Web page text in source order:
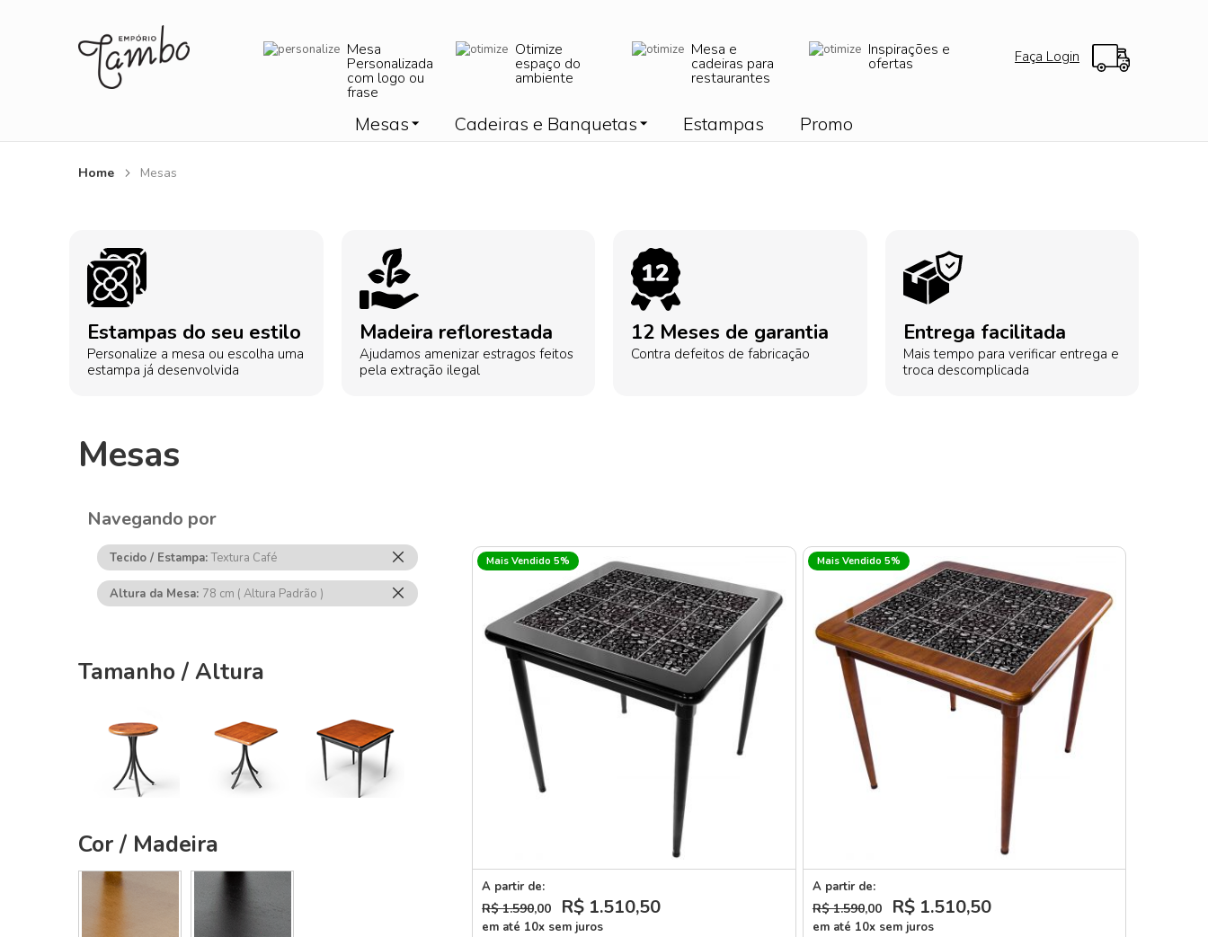
Mesa
Personalizada
com logo ou
frase
Otimize
espaço do
ambiente
Mesa e
cadeiras para
restaurantes
Inspirações e
ofertas Faça Login
Mesas Cadeiras e Banquetas Estampas Promo
Home Mesas
Estampas do seu estilo
Personalize a mesa ou escolha uma
estampa já desenvolvida
Madeira reflorestada
Ajudamos amenizar estragos feitos
pela extração ilegal
12 Meses de garantia
Contra defeitos de fabricação
Entrega facilitada
Mais tempo para verificar entrega e
troca descomplicada
Mesas
Mais Vendido 5%
A partir de:
R$ 1.590,00 R$ 1.510,50
em até 10x sem juros
Mais Vendido 5%
A partir de:
R$ 1.590,00 R$ 1.510,50
em até 10x sem juros
Navegando por
Tecido / Estampa Textura Café
Remover
Esse
Item
Altura da Mesa 78 cm ( Altura Padrão )
Remover
Esse
Tamanho / Altura
Cor / Madeira